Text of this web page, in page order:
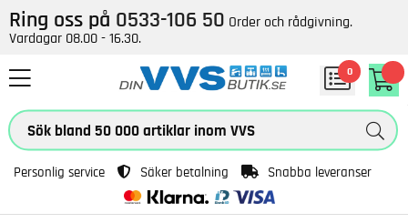
Ring oss på 0533-106 50 Order och rådgivning.
Vardagar 08.00 - 16.30.
0
Personlig service Säker betalning Snabba leveranser